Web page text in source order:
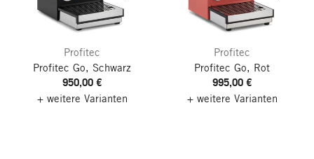
Profitec
Profitec Go, Schwarz
950,00 €
+ weitere Varianten
Profitec
Profitec Go, Rot
995,00 €
+ weitere Varianten